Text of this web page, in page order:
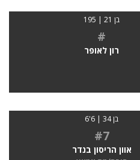
בן 21 | 195
#
רון לאופר
בן 34 | 6'6
#7
אוון הריסון בנדר